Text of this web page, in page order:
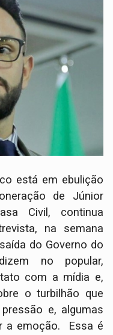
está em ebulição
de Júnior
Civil, continua
na semana
do Governo do
no popular,
com a mídia e,
o turbilhão que
e, algumas
a emoção. Essa é